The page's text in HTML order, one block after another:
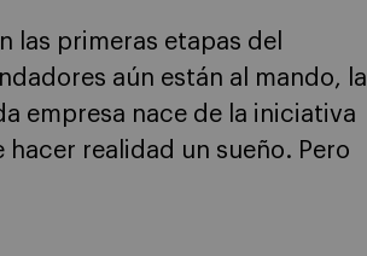
las primeras etapas del
aún están al mando, la
empresa nace de la iniciativa
realidad un sueño. Pero